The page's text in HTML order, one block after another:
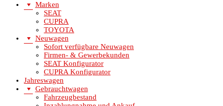
Marken
SEAT
CUPRA
TOYOTA
Neuwagen
Sofort verfügbare Neuwagen
Firmen- & Gewerbekunden
SEAT Konfigurator
CUPRA Konfigurator
Jahreswagen
Gebrauchtwagen
Fahrzeugbestand